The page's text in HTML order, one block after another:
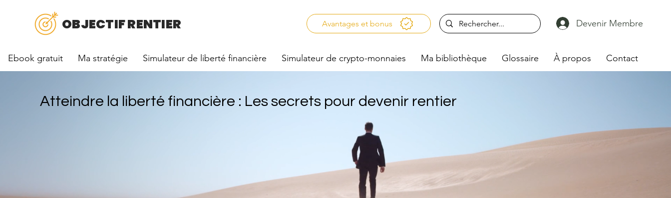
OBJECTIF RENTIER Avantages et bonus Devenir Membre
Ebook gratuit Ma stratégie Simulateur de liberté financière Simulateur de crypto-monnaies Ma bibliothèque Glossaire À propos Contact
Atteindre la liberté financière : Les secrets pour devenir rentier